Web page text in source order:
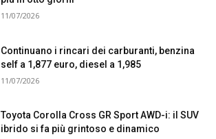
11/07/2026
Continuano i rincari dei carburanti, benzina
self a 1,877 euro, diesel a 1,985
11/07/2026
Toyota Corolla Cross GR Sport AWD-i: il SUV
ibrido si fa più grintoso e dinamico